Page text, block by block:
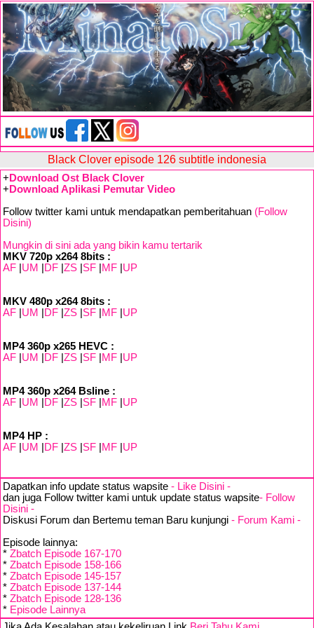
Black Clover episode 126 subtitle indonesia
+ Download Ost Black Clover
+ Download Aplikasi Pemutar Video
Follow twitter kami untuk mendapatkan pemberitahuan (Follow
Disini)
Mungkin di sini ada yang bikin kamu tertarik
MKV 720p x264 8bits :
AF UM DF ZS SF MF UP
MKV 480p x264 8bits :
AF UM DF ZS SF MF UP
MP4 360p x265 HEVC :
AF UM DF ZS SF MF UP
MP4 360p x264 Bsline :
AF UM DF ZS SF MF UP
MP4 HP :
AF UM DF ZS SF MF UP
Dapatkan info update status wapsite - Like Disini -
dan juga Follow twitter kami untuk update status wapsite- Follow
Disini -
Diskusi Forum dan Bertemu teman Baru kunjungi - Forum Kami -
Episode lainnya:
* Zbatch Episode 167-170
* Zbatch Episode 158-166
* Zbatch Episode 145-157
* Zbatch Episode 137-144
* Zbatch Episode 128-136
* Episode Lainnya